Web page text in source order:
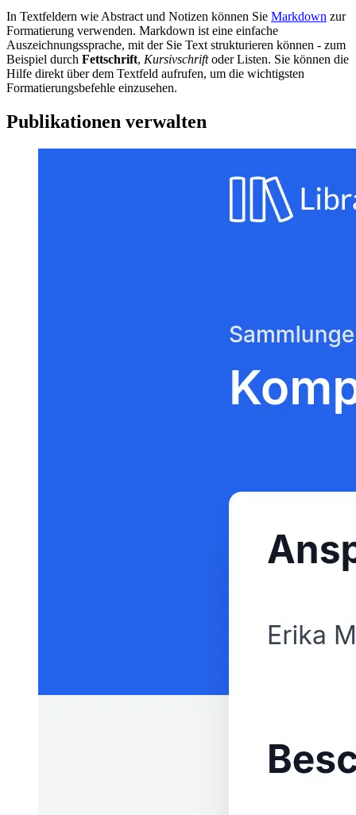
In Textfeldern wie Abstract und Notizen können Sie Markdown zur
Formatierung verwenden. Markdown ist eine einfache
Auszeichnungssprache, mit der Sie Text strukturieren können - zum
Beispiel durch Fettschrift, Kursivschriftoder Listen. Sie können die
Hilfe direkt über dem Textfeld aufrufen, um die wichtigsten
Formatierungsbefehle einzusehen.
Publikationen verwalten